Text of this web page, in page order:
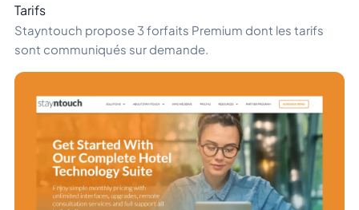
Tarifs
Stayntouch propose 3 forfaits Premium dont les tarifs
sont communiqués sur demande.